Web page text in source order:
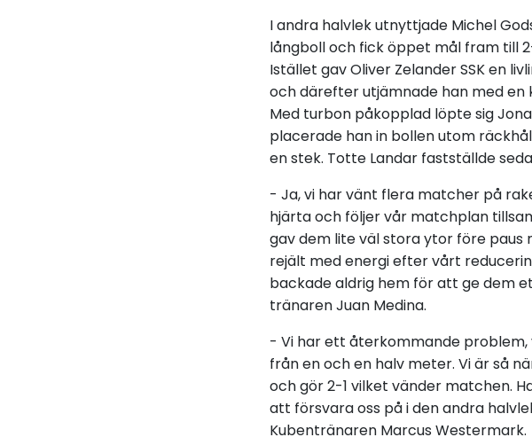
I andra halvlek utnyttjade Michel
långboll och fick öppet mål fram till
Istället gav Oliver Zelander SSK en
och därefter utjämnade han med en
Med turbon påkopplad löpte sig
placerade han in bollen utom
en stek. Totte Landar fastställde
- Ja, vi har vänt flera matcher på
hjärta och följer vår matchplan
gav dem lite väl stora ytor före paus
rejält med energi efter vårt
backade aldrig hem för att ge dem
tränaren Juan Medina.
- Vi har ett återkommande problem,
från en och en halv meter. Vi är så
och gör 2-1 vilket vänder matchen.
att försvara oss på i den andra
Kubentränaren Marcus Westermark.